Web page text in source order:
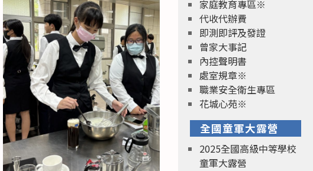
家庭教育專區※
代收代辦費
即測即評及發證
曾家大事記
內控聲明書
處室規章※
職業安全衛生專區
花城心苑※
全國童軍大露營
2025全國高級中等學校
童軍大露營